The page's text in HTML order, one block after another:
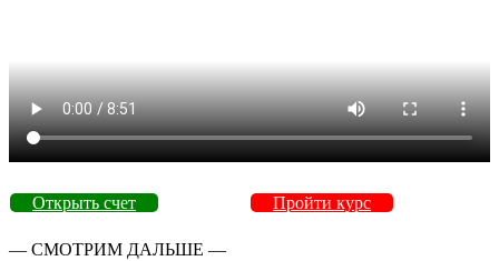
Открыть счет Пройти курс
— СМОТРИМ ДАЛЬШЕ —